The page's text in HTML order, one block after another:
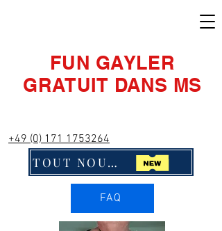
FUN GAYLER
GRATUIT DANS MS
+49 (0) 171 1753264
TOUT NOUVEAU ! Cliquez ici !!
FAQ